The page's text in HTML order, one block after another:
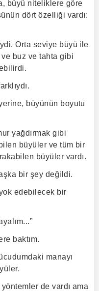
büyü niteliklere göre
dört özelliği vardı:
Orta seviye büyü ile
buz ve tahta gibi
büyünün boyutu
yağdırmak gibi
büyüler ve tüm bir
büyüler vardı.
bir şey değildi.
edebilecek bir
baktım.
manayı
de vardı ama